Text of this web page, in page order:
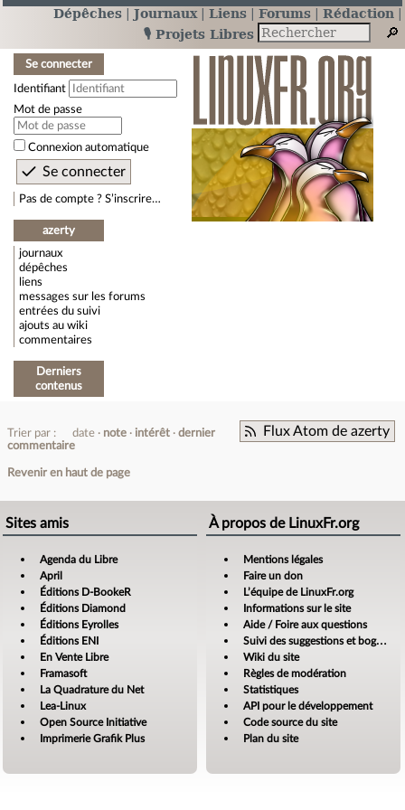
Dépêches Journaux Liens Forums
Rédaction
🎙️ Projets Libres
Se connecter
Identifiant
Mot de passe
Connexion automatique
Pas de compte ? S’inscrire…
azerty
journaux
dépêches
liens
messages sur les forums
entrées du suivi
ajouts au wiki
commentaires
Derniers
contenus
Flux Atom de azerty
Trier par : date note intérêt
dernier
commentaire
Revenir en haut de page
Sites amis
Agenda du Libre
April
Éditions D-BookeR
Éditions Diamond
Éditions Eyrolles
Éditions ENI
En Vente Libre
Framasoft
La Quadrature du Net
Lea-Linux
Open Source Initiative
Imprimerie Grafik Plus
À propos de LinuxFr.org
Mentions légales
Faire un don
L’équipe de LinuxFr.org
Informations sur le site
Aide / Foire aux questions
Suivi des suggestions et bogues
Wiki du site
Règles de modération
Statistiques
API pour le développement
Code source du site
Plan du site